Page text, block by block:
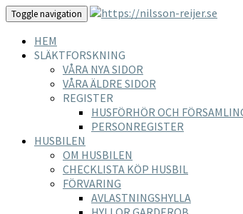
Toggle navigation
HEM
SLÄKTFORSKNING
VÅRA NYA SIDOR
VÅRA ÄLDRE SIDOR
REGISTER
HUSFÖRHÖR OCH
PERSONREGISTER
HUSBILEN
OM HUSBILEN
CHECKLISTA KÖP HUSBIL
FÖRVARING
AVLASTNINGSHYLLA